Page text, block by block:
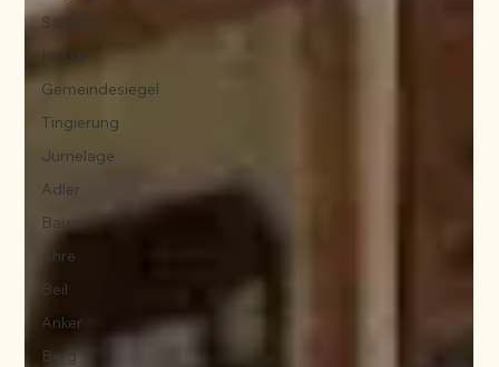
Saarland
Hessen
Gemeindesiegel
Tingierung
Jumelage
Adler
Baum
Ähre
Beil
Anker
Berg